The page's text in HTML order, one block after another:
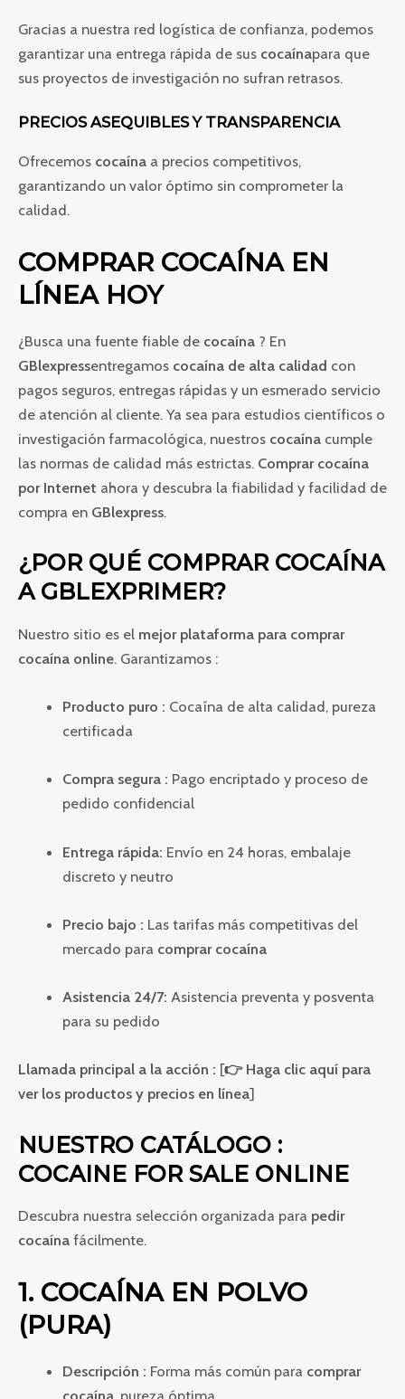
Gracias a nuestra red logística de confianza, podemos
garantizar una entrega rápida de sus cocaínapara que
sus proyectos de investigación no sufran retrasos.
PRECIOS ASEQUIBLES Y TRANSPARENCIA
Ofrecemos cocaína a precios competitivos,
garantizando un valor óptimo sin comprometer la
calidad.
COMPRAR COCAÍNA EN
LÍNEA HOY
¿Busca una fuente fiable de cocaína ? En
GBlexpressentregamos cocaína de alta calidad con
pagos seguros, entregas rápidas y un esmerado servicio
de atención al cliente. Ya sea para estudios científicos o
investigación farmacológica, nuestros cocaína cumple
las normas de calidad más estrictas. Comprar cocaína
por Internet ahora y descubra la fiabilidad y facilidad de
compra en GBlexpress.
¿POR QUÉ COMPRAR COCAÍNA
A GBLEXPRIMER?
Nuestro sitio es el mejor plataforma para comprar
cocaína online. Garantizamos :
Producto puro : Cocaína de alta calidad, pureza
certificada
Compra segura : Pago encriptado y proceso de
pedido confidencial
Entrega rápida: Envío en 24 horas, embalaje
discreto y neutro
Precio bajo : Las tarifas más competitivas del
mercado para comprar cocaína
Asistencia 24/7: Asistencia preventa y posventa
para su pedido
Llamada principal a la acción : [👉 Haga clic aquí para
ver los productos y precios en línea]
NUESTRO CATÁLOGO :
COCAINE FOR SALE ONLINE
Descubra nuestra selección organizada para pedir
cocaína fácilmente.
1. COCAÍNA EN POLVO
(PURA)
Descripción : Forma más común para comprar